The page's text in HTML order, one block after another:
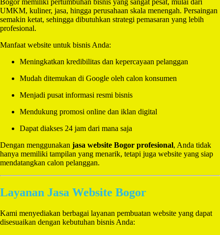
Bogor memiliki pertumbuhan bisnis yang sangat pesat, mulai dari
UMKM, kuliner, jasa, hingga perusahaan skala menengah. Persaingan
semakin ketat, sehingga dibutuhkan strategi pemasaran yang lebih
profesional.
Manfaat website untuk bisnis Anda:
Meningkatkan kredibilitas dan kepercayaan pelanggan
Mudah ditemukan di Google oleh calon konsumen
Menjadi pusat informasi resmi bisnis
Mendukung promosi online dan iklan digital
Dapat diakses 24 jam dari mana saja
Dengan menggunakan jasa website Bogor profesional, Anda tidak
hanya memiliki tampilan yang menarik, tetapi juga website yang siap
mendatangkan calon pelanggan.
Layanan Jasa Website Bogor
Kami menyediakan berbagai layanan pembuatan website yang dapat
disesuaikan dengan kebutuhan bisnis Anda: